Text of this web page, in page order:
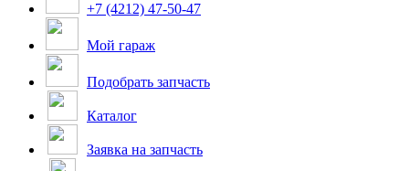
+7 (4212) 47-50-47
Мой гараж
Подобрать запчасть
Каталог
Заявка на запчасть